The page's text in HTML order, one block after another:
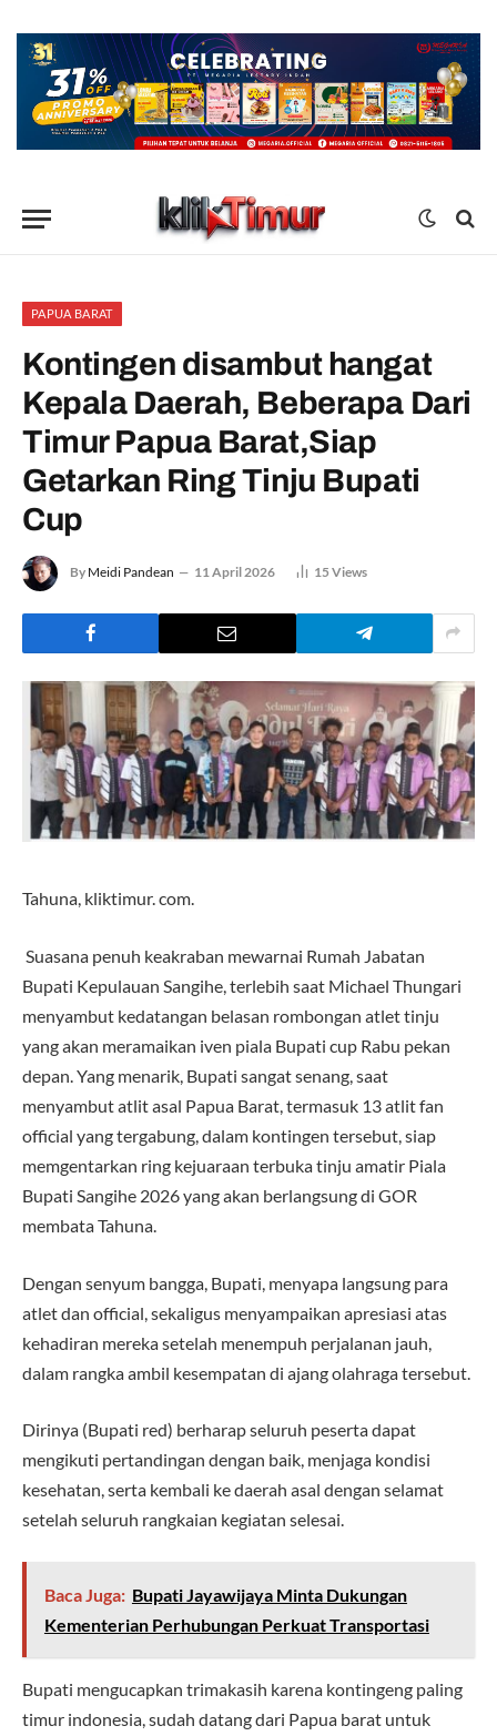
PAPUA BARAT
Kontingen disambut hangat
Kepala Daerah, Beberapa Dari
Timur Papua Barat,Siap
Getarkan Ring Tinju Bupati
Cup
By Meidi Pandean 11 April 2026 15 Views
Tahuna, kliktimur. com.
Suasana penuh keakraban mewarnai Rumah Jabatan
Bupati Kepulauan Sangihe, terlebih saat Michael Thungari
menyambut kedatangan belasan rombongan atlet tinju
yang akan meramaikan iven piala Bupati cup Rabu pekan
depan. Yang menarik, Bupati sangat senang, saat
menyambut atlit asal Papua Barat, termasuk 13 atlit fan
official yang tergabung, dalam kontingen tersebut, siap
memgentarkan ring kejuaraan terbuka tinju amatir Piala
Bupati Sangihe 2026 yang akan berlangsung di GOR
membata Tahuna.
Dengan senyum bangga, Bupati, menyapa langsung para
atlet dan official, sekaligus menyampaikan apresiasi atas
kehadiran mereka setelah menempuh perjalanan jauh,
dalam rangka ambil kesempatan di ajang olahraga tersebut.
Dirinya (Bupati red) berharap seluruh peserta dapat
mengikuti pertandingan dengan baik, menjaga kondisi
kesehatan, serta kembali ke daerah asal dengan selamat
setelah seluruh rangkaian kegiatan selesai.
Baca Juga: Bupati Jayawijaya Minta Dukungan
Kementerian Perhubungan Perkuat Transportasi
Bupati mengucapkan trimakasih karena kontingeng paling
timur indonesia, sudah datang dari Papua barat untuk